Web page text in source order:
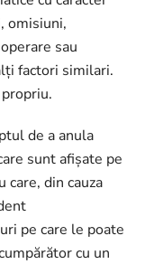
omisiuni,
sau
factori similari.
de a anula
sunt afișate pe
care, din cauza
pe care le poate
cu un